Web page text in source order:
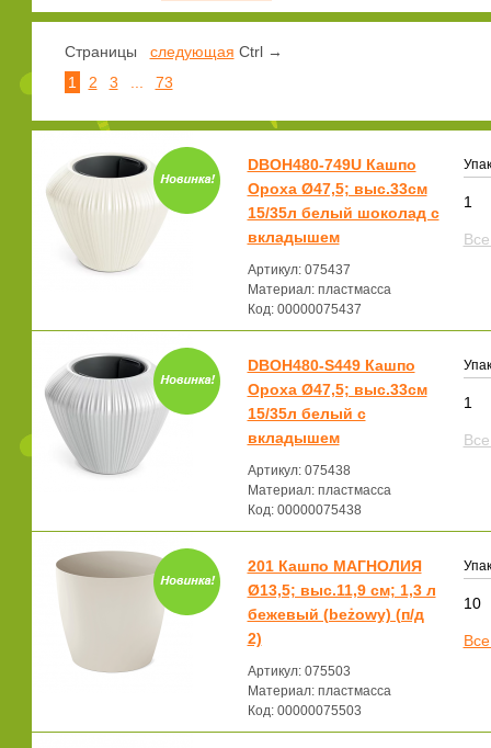
Страницы следующая Ctrl →
1
2 3 73
DBOH480-749U Кашпо
Ороха Ø47,5; выс.33см
15/35л белый шоколад с
вкладышем
Артикул: 075437
Материал: пластмасса
Код: 00000075437
1
DBOH480-S449 Кашпо
Ороха Ø47,5; выс.33см
15/35л белый с
вкладышем
Артикул: 075438
Материал: пластмасса
Код: 00000075438
1
201 Кашпо МАГНОЛИЯ
Ø13,5; выс.11,9 см; 1,3 л
бежевый (beżowy) (п/д
2)
Артикул: 075503
Материал: пластмасса
Код: 00000075503
10